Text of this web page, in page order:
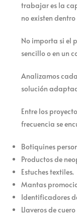
trabajar es la
no existen
No importa si el
sencillo o en un
Analizamos
solución
Entre los
frecuencia se
Botiquines
Productos de
Estuches textiles.
Mantas
Identificadores
Llaveros de